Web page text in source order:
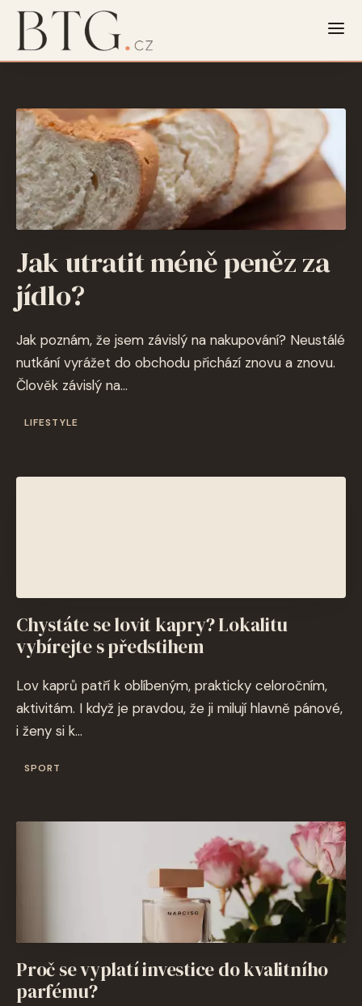
Jak utratit méně peněz za
jídlo?
Jak poznám, že jsem závislý na nakupování? Neustálé
nutkání vyrážet do obchodu přichází znovu a znovu.
Člověk závislý na...
LIFESTYLE
Chystáte se lovit kapry? Lokalitu
vybírejte s předstihem
Lov kaprů patří k oblíbeným, prakticky celoročním,
aktivitám. I když je pravdou, že ji milují hlavně pánové,
i ženy si k...
SPORT
Proč se vyplatí investice do kvalitního
parfému?